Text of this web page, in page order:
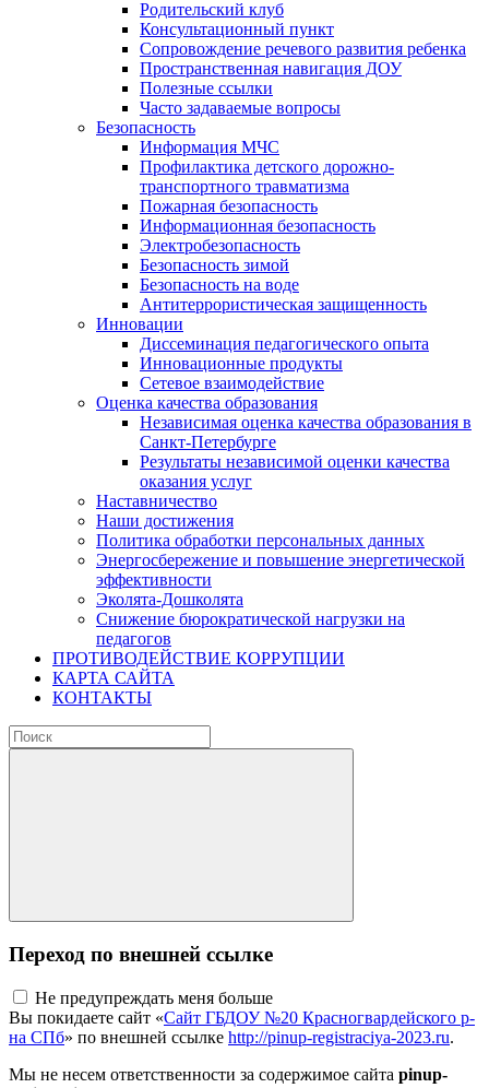
Родительский клуб
Консультационный пункт
Сопровождение речевого развития ребенка
Пространственная навигация ДОУ
Полезные ссылки
Часто задаваемые вопросы
Безопасность
Информация МЧС
Профилактика детского дорожно-
транспортного травматизма
Пожарная безопасность
Информационная безопасность
Электробезопасность
Безопасность зимой
Безопасность на воде
Антитеррористическая защищенность
Инновации
Диссеминация педагогического опыта
Инновационные продукты
Сетевое взаимодействие
Оценка качества образования
Независимая оценка качества образования в
Санкт-Петербурге
Результаты независимой оценки качества
оказания услуг
Наставничество
Наши достижения
Политика обработки персональных данных
Энергосбережение и повышение энергетической
эффективности
Эколята-Дошколята
Снижение бюрократической нагрузки на
педагогов
ПРОТИВОДЕЙСТВИЕ КОРРУПЦИИ
КАРТА САЙТА
КОНТАКТЫ
Переход по внешней ссылке
Не предупреждать меня больше
Вы покидаете сайт «Сайт ГБДОУ №20 Красногвардейского р-
на СПб» по внешней ссылке http://pinup-registraciya-2023.ru.
Мы не несем ответственности за содержимое сайта pinup-